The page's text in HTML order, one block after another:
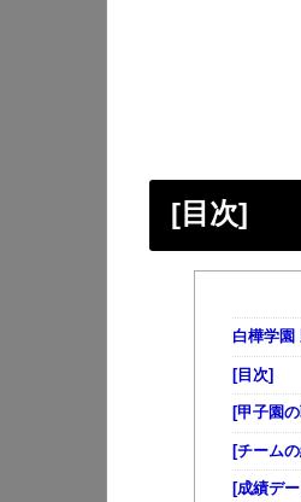
[目次]
白樺学園
[目次]
[甲子園
[チーム
[成績デ